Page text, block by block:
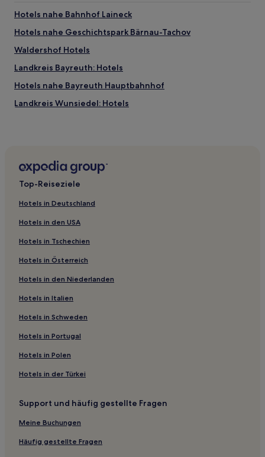
Hotels nahe Bahnhof Laineck
Hotels nahe Geschichtspark Bärnau-Tachov
Waldershof Hotels
Landkreis Bayreuth: Hotels
Hotels nahe Bayreuth Hauptbahnhof
Landkreis Wunsiedel: Hotels
Fichtelberg Hotels
Weißenstadter Forst-Nord Hotels
Hotels nahe Bahnhof Marktschorgast
Riglasreuth Hotels
Friedrichsthal Hotels
Hotels nahe Bahnhof Neusorg
Wunsiedel Hotels
Hotels nahe Bahnhof Immenreuth
Landkreis Hof: Hotels
Hotels nahe Jean-Paul-Museum
Goldkronacher Forst Hotels
Landkreis Neustadt an der Waldnaab: Hotels
Landkreis Bamberg: Hotels
Oberfranken: Hotels
Landkreis Tirschenreuth: Hotels
Top-Reiseziele
Hotels in Deutschland
Hotels in den USA
Hotels in Tschechien
Hotels in Österreich
Hotels in den Niederlanden
Hotels in Italien
Hotels in Schweden
Hotels in Portugal
Hotels in Polen
Hotels in der Türkei
Support und häufig gestellte Fragen
Meine Buchungen
Häufig gestellte Fragen